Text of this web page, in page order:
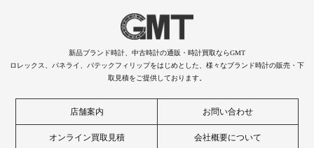
新品ブランド時計、中古時計の通販・時計買取ならGMT
ロレックス、パネライ、パテックフィリップをはじめとした、様々なブランド時計の販売・下
取見積をご提供しております。
店舗案内 お問い合わせ
オンライン買取見積 会社概要について